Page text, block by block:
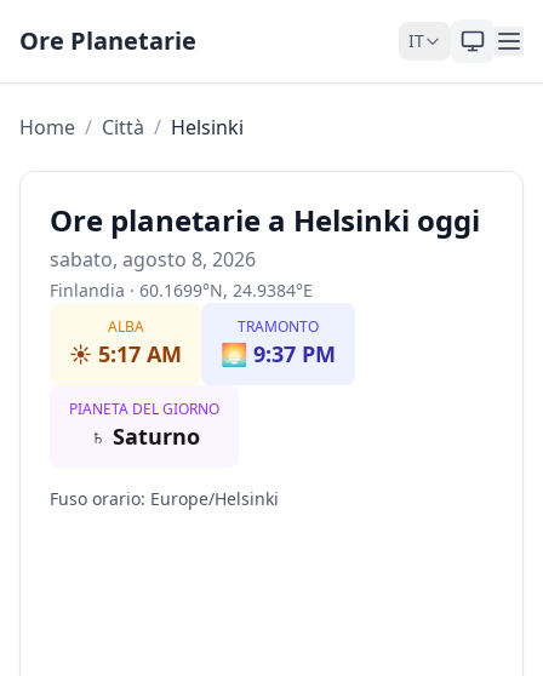
Ore Planetarie IT
Home / Città / Helsinki
Ore planetarie a Helsinki oggi
sabato, agosto 8, 2026
Finlandia · 60.1699°N, 24.9384°E
ALBA
☀️ 5:17 AM
TRAMONTO
🌅 9:37 PM
PIANETA DEL GIORNO
♄ Saturno
Fuso orario: Europe/Helsinki